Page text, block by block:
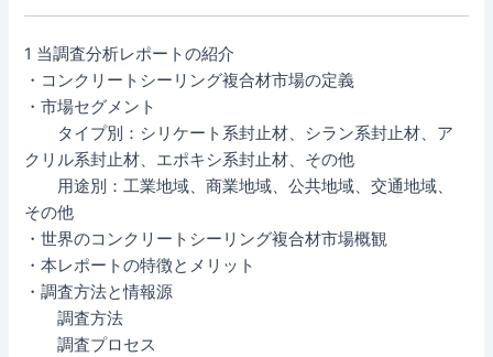
1 当調査分析レポートの紹介
・コンクリートシーリング複合材市場の定義
・市場セグメント
タイプ別：シリケート系封止材、シラン系封止材、ア
クリル系封止材、エポキシ系封止材、その他
用途別：工業地域、商業地域、公共地域、交通地域、
その他
・世界のコンクリートシーリング複合材市場概観
・本レポートの特徴とメリット
・調査方法と情報源
調査方法
調査プロセス